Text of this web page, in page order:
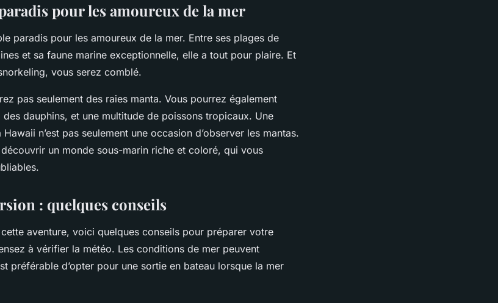
pour les amoureux de la mer
paradis pour les amoureux de la mer. Entre ses plages de
et sa faune marine exceptionnelle, elle a tout pour plaire. Et
vous serez comblé.
pas seulement des raies manta. Vous pourrez également
dauphins, et une multitude de poissons tropicaux. Une
n’est pas seulement une occasion d’observer les mantas.
découvrir un monde sous-marin riche et coloré, qui vous
: quelques conseils
aventure, voici quelques conseils pour préparer votre
à vérifier la météo. Les conditions de mer peuvent
préférable d’opter pour une sortie en bateau lorsque la mer